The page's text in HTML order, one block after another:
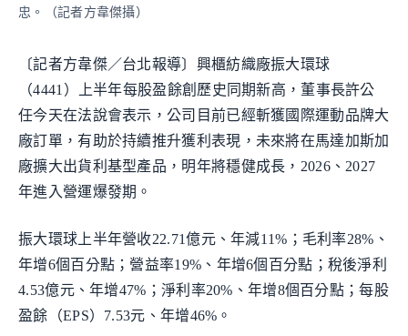
忠。（記者方韋傑攝）
〔記者方韋傑／台北報導〕興櫃紡織廠振大環球
（4441）上半年每股盈餘創歷史同期新高，董事長許公
任今天在法說會表示，公司目前已經斬獲國際運動品牌大
廠訂單，有助於持續推升獲利表現，未來將在馬達加斯加
廠擴大出貨利基型產品，明年將穩健成長，2026、2027
年進入營運爆發期。
振大環球上半年營收22.71億元、年減11%；毛利率28%、
年增6個百分點；營益率19%、年增6個百分點；稅後淨利
4.53億元、年增47%；淨利率20%、年增8個百分點；每股
盈餘（EPS）7.53元、年增46%。